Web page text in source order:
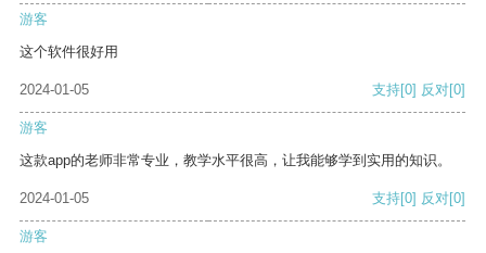
游客
这个软件很好用
2024-01-05 支持[0] 反对[0]
游客
这款app的老师非常专业，教学水平很高，让我能够学到实用的知识。
2024-01-05 支持[0] 反对[0]
游客